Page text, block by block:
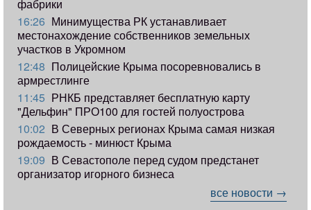
фабрики
16:26 Минимущества РК устанавливает
местонахождение собственников земельных
участков в Укромном
12:48 Полицейские Крыма посоревновались в
армрестлинге
11:45 РНКБ представляет бесплатную карту
"Дельфин" ПРО100 для гостей полуострова
10:02 В Северных регионах Крыма самая низкая
рождаемость - минюст Крыма
19:09 В Севастополе перед судом предстанет
организатор игорного бизнеса
все новости →